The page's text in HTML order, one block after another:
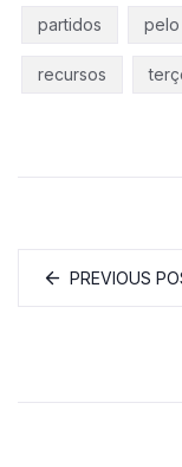
partidos pelo
recursos
PREVIOUS